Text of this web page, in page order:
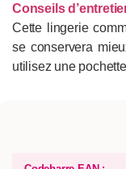
Conseils
Cette lingerie
se conservera
utilisez une